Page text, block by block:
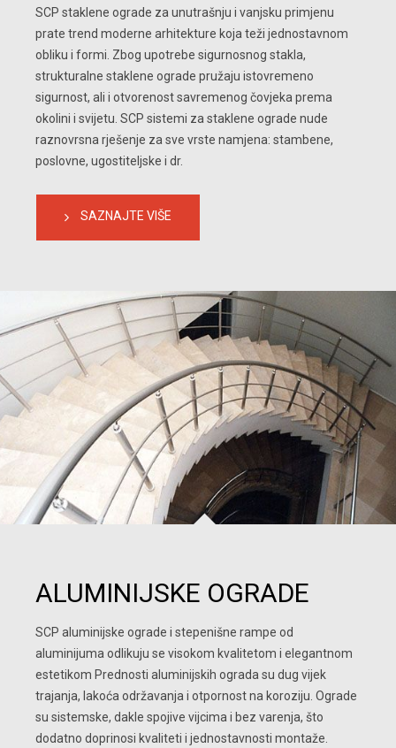
SCP staklene ograde za unutrašnju i vanjsku primjenu
prate trend moderne arhitekture koja teži jednostavnom
obliku i formi. Zbog upotrebe sigurnosnog stakla,
strukturalne staklene ograde pružaju istovremeno
sigurnost, ali i otvorenost savremenog čovjeka prema
okolini i svijetu. SCP sistemi za staklene ograde nude
raznovrsna rješenje za sve vrste namjena: stambene,
poslovne, ugostiteljske i dr.
SAZNAJTE VIŠE
ALUMINIJSKE OGRADE
SCP aluminijske ograde i stepenišne rampe od
aluminijuma odlikuju se visokom kvalitetom i elegantnom
estetikom Prednosti aluminijskih ograda su dug vijek
trajanja, lakoća održavanja i otpornost na koroziju. Ograde
su sistemske, dakle spojive vijcima i bez varenja, što
dodatno doprinosi kvaliteti i jednostavnosti montaže.